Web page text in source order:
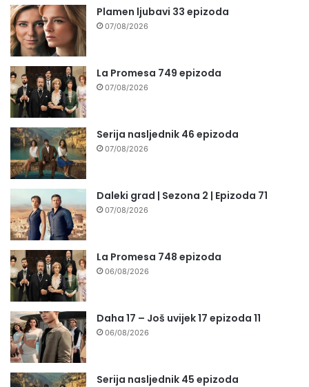
Plamen ljubavi 33 epizoda
07/08/2026
La Promesa 749 epizoda
07/08/2026
Serija nasljednik 46 epizoda
07/08/2026
Daleki grad | Sezona 2 | Epizoda 71
07/08/2026
La Promesa 748 epizoda
06/08/2026
Daha 17 – Još uvijek 17 epizoda 11
06/08/2026
Serija nasljednik 45 epizoda